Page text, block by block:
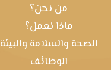
من نحن؟
ماذا نعمل؟
الصحة والسلامة والبيئة
الوظائف